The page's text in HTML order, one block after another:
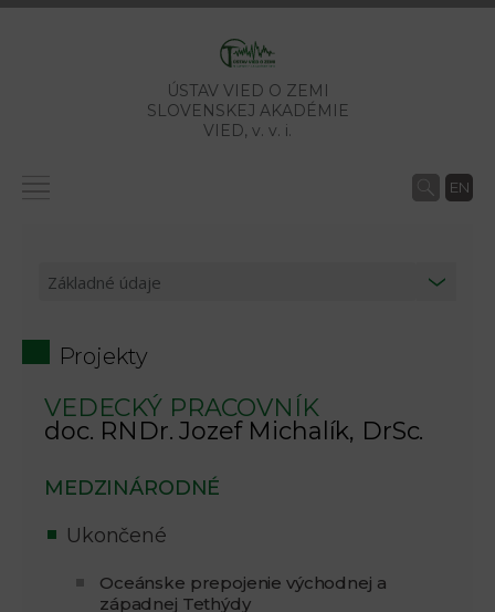
ÚSTAV VIED O ZEMI
SLOVENSKEJ AKADÉMIE
VIED, v. v. i.
EN
Projekty
VEDECKÝ PRACOVNÍK
doc. RNDr. Jozef Michalík, DrSc.
MEDZINÁRODNÉ
Ukončené
Oceánske prepojenie východnej a
západnej Tethýdy